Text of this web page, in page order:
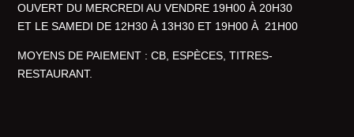
OUVERT DU MERCREDI AU VENDRE 19H00 À 20H30
ET LE SAMEDI DE 12H30 À 13H30 ET 19H00 À 21H00
MOYENS DE PAIEMENT : CB, ESPÈCES, TITRES-
RESTAURANT.